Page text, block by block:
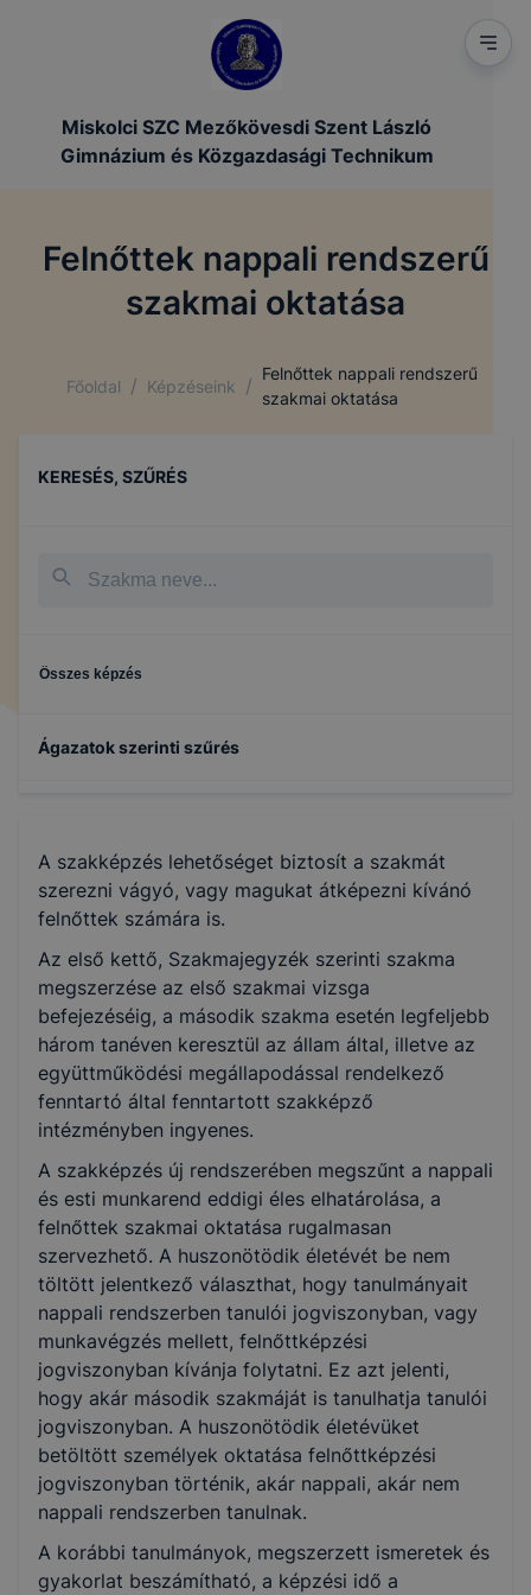
Miskolci SZC Mezőkövesdi Szent László
Gimnázium és Közgazdasági Technikum
Felnőttek nappali rendszerű
szakmai oktatása
Főoldal / Képzéseink /
Felnőttek nappali rendszerű
szakmai oktatása
KERESÉS, SZŰRÉS
Összes képzés
Ágazatok szerinti szűrés
A szakképzés lehetőséget biztosít a szakmát
szerezni vágyó, vagy magukat átképezni kívánó
felnőttek számára is.
Az első kettő, Szakmajegyzék szerinti szakma
megszerzése az első szakmai vizsga
befejezéséig, a második szakma esetén legfeljebb
három tanéven keresztül az állam által, illetve az
együttműködési megállapodással rendelkező
fenntartó által fenntartott szakképző
intézményben ingyenes.
A szakképzés új rendszerében megszűnt a nappali
és esti munkarend eddigi éles elhatárolása, a
felnőttek szakmai oktatása rugalmasan
szervezhető. A huszonötödik életévét be nem
töltött jelentkező választhat, hogy tanulmányait
nappali rendszerben tanulói jogviszonyban, vagy
munkavégzés mellett, felnőttképzési
jogviszonyban kívánja folytatni. Ez azt jelenti,
hogy akár második szakmáját is tanulhatja tanulói
jogviszonyban. A huszonötödik életévüket
betöltött személyek oktatása felnőttképzési
jogviszonyban történik, akár nappali, akár nem
nappali rendszerben tanulnak.
A korábbi tanulmányok, megszerzett ismeretek és
gyakorlat beszámítható, a képzési idő a